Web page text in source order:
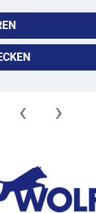
‹ ›